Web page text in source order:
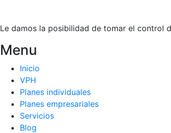
Le damos la posibilidad de tomar el control
Menu
Inicio
VPH
Planes individuales
Planes empresariales
Servicios
Blog